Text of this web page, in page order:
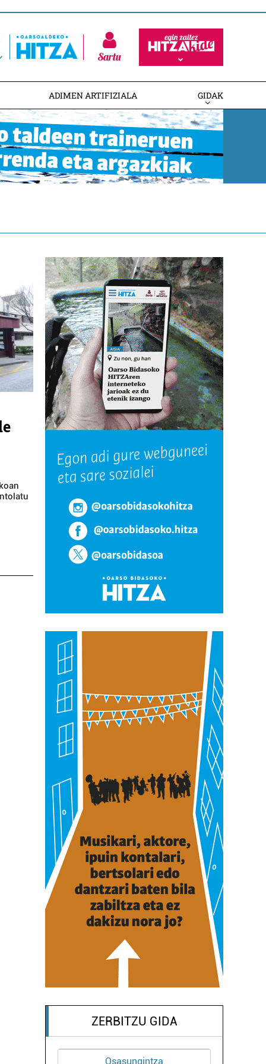
Sartu
ADIMEN ARTIFIZIALA GIDAK
ZERBITZU GIDA
Osasungintza